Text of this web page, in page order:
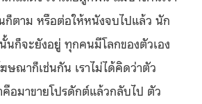
ก็ตาม หรือต่อให้หนังจบไปแล้ว นัก
นก็จะยังอยู่ ทุกคนมีโลกของตัวเอง
ษณาก็เช่นกัน เราไม่ได้คิดว่าตัว
คือมาขายโปรดักต์แล้วกลับไป ตัว